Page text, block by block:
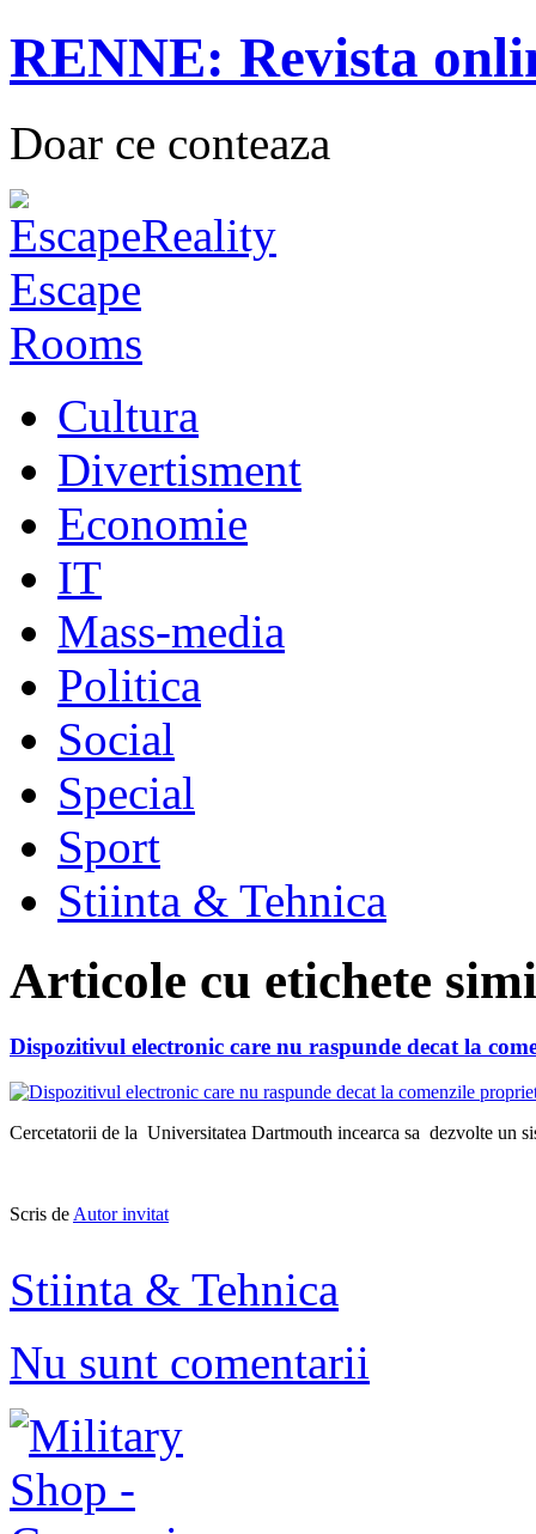
RENNE: Revista
Doar ce conteaza
Cultura
Divertisment
Economie
IT
Mass-media
Politica
Social
Special
Sport
Stiinta & Tehnica
Articole cu etichete
Dispozitivul electronic care nu raspunde decat la
Cercetatorii de la Universitatea Dartmouth incearca sa dezvolte un
Scris deAutor invitat
Stiinta & Tehnica
Nu sunt comentarii